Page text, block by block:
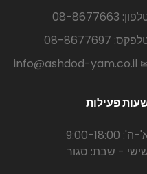
08-8677663
08-8677697
✉
פעילות
9:00-18:00
- שבת: סגור